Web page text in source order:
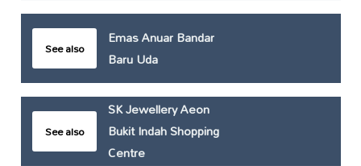
See also
Emas Anuar Bandar
Baru Uda
See also
SK Jewellery Aeon
Bukit Indah Shopping
Centre